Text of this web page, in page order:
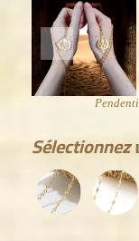
Sélectionnez